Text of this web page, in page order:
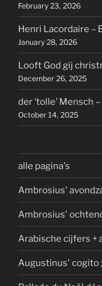
February 23, 2026
Henri Lacordaire –
January 28, 2026
Looft God gij
December 26, 2025
der ‘tolle’ Mensch
October 14, 2025
alle pagina's
Ambrosius'
Ambrosius'
Arabische cijfers +
Augustinus' cogito